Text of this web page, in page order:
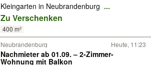
Kleingarten in Neubrandenburg ...
Zu Verschenken
400 m²
Neubrandenburg Heute, 11:23
Nachmieter ab 01.09. – 2-Zimmer-
Wohnung mit Balkon